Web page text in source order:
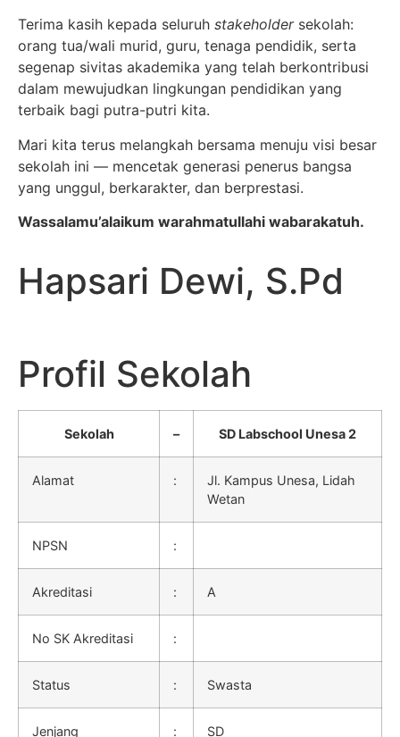
Terima kasih kepada seluruh stakeholdersekolah:
orang tua/wali murid, guru, tenaga pendidik, serta
segenap sivitas akademika yang telah berkontribusi
dalam mewujudkan lingkungan pendidikan yang
terbaik bagi putra-putri kita.
Mari kita terus melangkah bersama menuju visi besar
sekolah ini — mencetak generasi penerus bangsa
yang unggul, berkarakter, dan berprestasi.
Wassalamu’alaikum warahmatullahi wabarakatuh.
Hapsari Dewi, S.Pd
Profil Sekolah
Sekolah – SD Labschool Unesa 2
Alamat :
Jl. Kampus Unesa, Lidah
Wetan
NPSN :
Akreditasi : A
No SK Akreditasi :
Status : Swasta
Jenjang : SD